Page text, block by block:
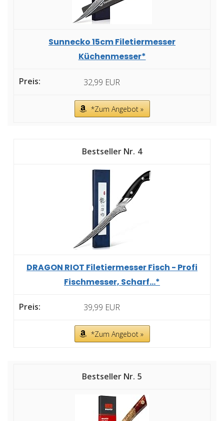
Sunnecko 15cm Filetiermesser
Küchenmesser*
32,99 EUR
*Zum Angebot »
4
DRAGON RIOT Filetiermesser Fisch - Profi
Fischmesser, Scharf...*
39,99 EUR
*Zum Angebot »
5